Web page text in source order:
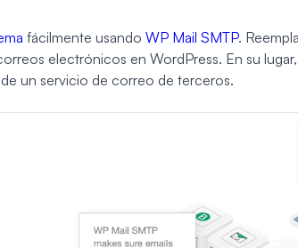
fácilmente usando WP Mail SMTP.
electrónicos en WordPress. En su
un servicio de correo de terceros.